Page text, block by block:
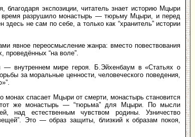
экспозиции, читатель знает историю Мцыри
время разрушило монастырь — тюрьму Мцыри, и перед
не сам по себе, а только как “хранитель” истории
явное переосмысление жанра: вместо повествования
“на воле”.
— внутреннем мире героя. Б.Эйхенбаум в «Статьях о
за моральные ценности, человеческого поведения,
спасает Мцыри от смерти, монастырь становится
же монастырь — “тюрьма” для Мцыри. По мысли
над естественным чувством родины. Узничество
Это — образ защиты, близкий к образам покоя,